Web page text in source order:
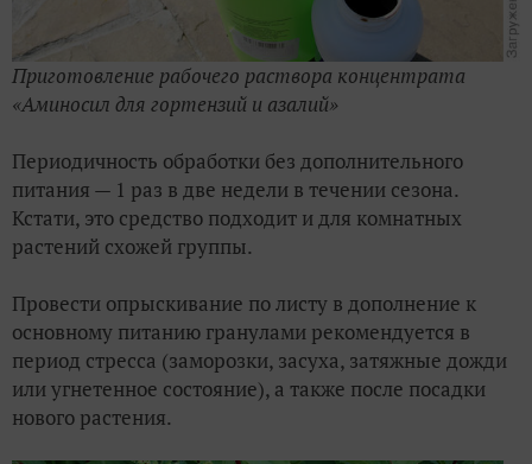
Приготовление рабочего раствора концентрата
«Аминосил для гортензий и азалий»
Периодичность обработки без дополнительного
питания — 1 раз в две недели в течении сезона.
Кстати, это средство подходит и для комнатных
растений схожей группы.
Провести опрыскивание по листу в дополнение к
основному питанию гранулами рекомендуется в
период стресса (заморозки, засуха, затяжные дожди
или угнетенное состояние), а также после посадки
нового растения.